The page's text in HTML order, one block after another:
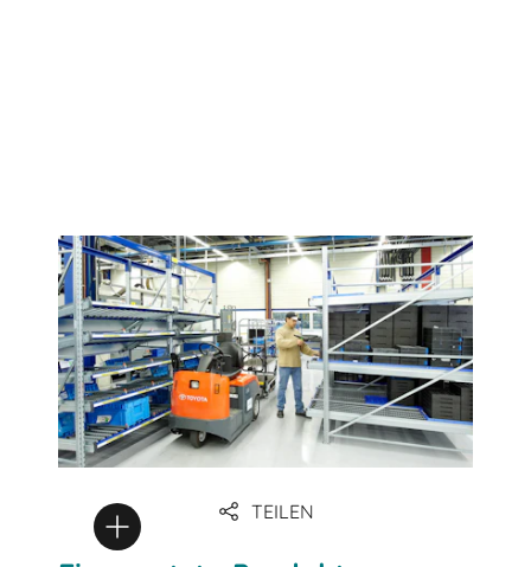
TEILEN